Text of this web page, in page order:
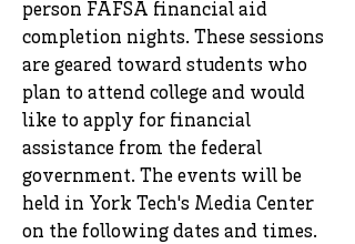
person FAFSA financial aid
completion nights. These sessions
are geared toward students who
plan to attend college and would
like to apply for financial
assistance from the federal
government. The events will be
held in York Tech's Media Center
on the following dates and times.